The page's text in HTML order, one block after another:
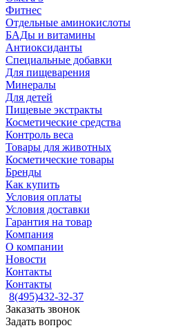
Фитнес
Отдельные аминокислоты
БАДы и витамины
Антиоксиданты
Специальные добавки
Для пищеварения
Минералы
Для детей
Пищевые экстракты
Косметические средства
Контроль веса
Товары для животных
Косметические товары
Бренды
Как купить
Условия оплаты
Условия доставки
Гарантия на товар
Компания
О компании
Новости
Контакты
Контакты
8(495)432-32-37
Заказать звонок
Задать вопрос